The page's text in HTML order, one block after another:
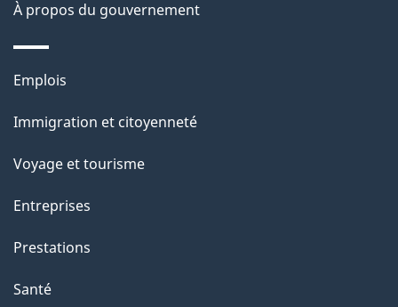
À propos du gouvernement
Thèmes
sujets
Emplois
Immigration et citoyenneté
Voyage et tourisme
Entreprises
Prestations
Santé